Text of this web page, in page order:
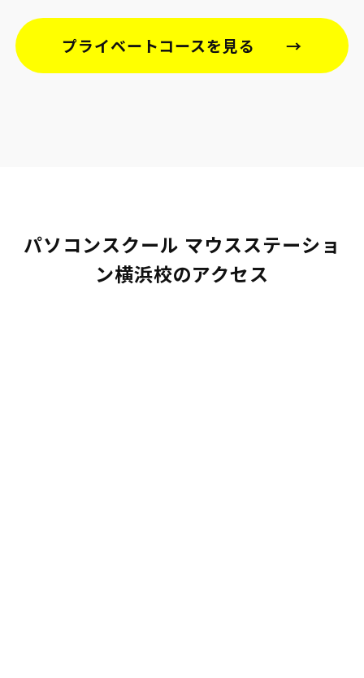
プライベートコースを見る
パソコンスクール マウスステーショ
ン横浜校のアクセス